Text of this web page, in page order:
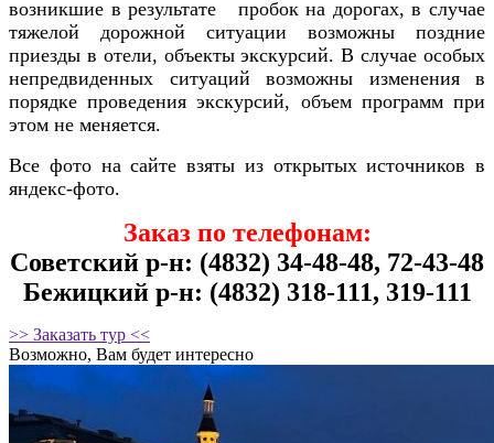
возникшие в результате пробок на дорогах, в случае
тяжелой дорожной ситуации возможны поздние
приезды в отели, объекты экскурсий. В случае особых
непредвиденных ситуаций возможны изменения в
порядке проведения экскурсий, объем программ при
этом не меняется.
Все фото на сайте взяты из открытых источников в
яндекс-фото.
Заказ по телефонам:
Советский р-н: (4832) 34-48-48, 72-43-48
Бежицкий р-н: (4832) 318-111, 319-111
>> Заказать тур <<
Возможно, Вам будет интересно